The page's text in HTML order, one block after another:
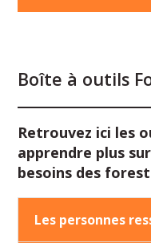
Boîte à outils
Retrouvez ici les
apprendre plus
besoins des
Les personnes